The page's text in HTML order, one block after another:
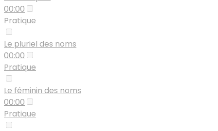
00:00
Pratique
Le pluriel des noms
00:00
Pratique
Le féminin des noms
00:00
Pratique